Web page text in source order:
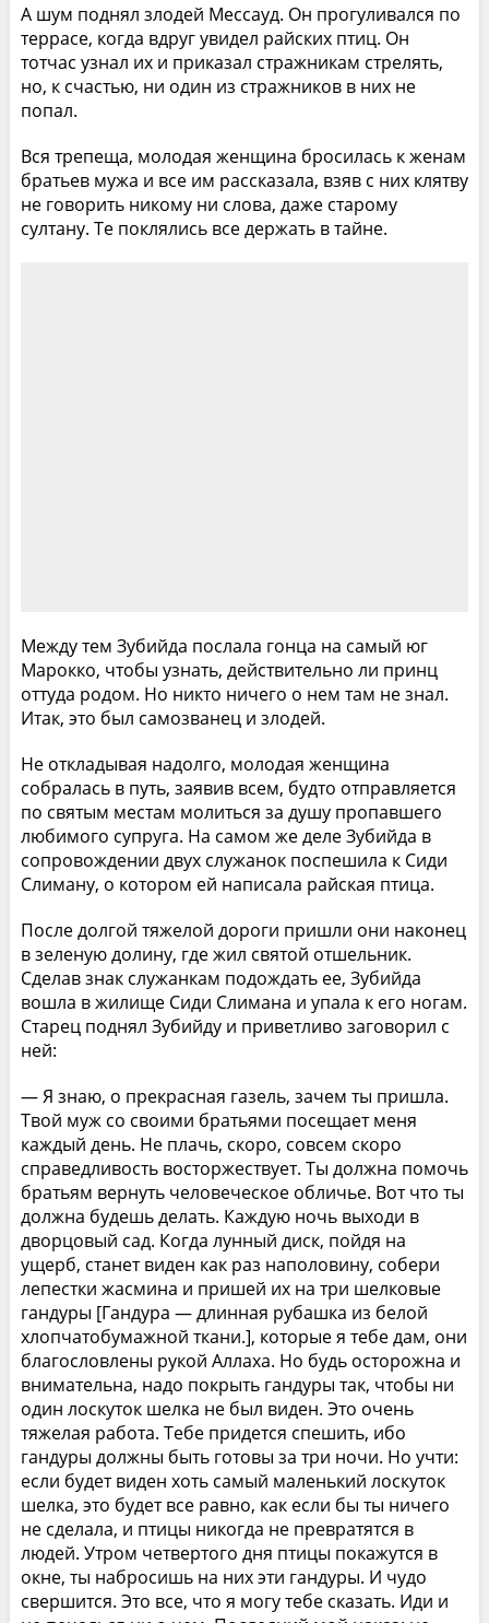
А шум поднял злодей Мессауд. Он прогуливался по
террасе, когда вдруг увидел райских птиц. Он
тотчас узнал их и приказал стражникам стрелять,
но, к счастью, ни один из стражников в них не
попал.
Вся трепеща, молодая женщина бросилась к женам
братьев мужа и все им рассказала, взяв с них клятву
не говорить никому ни слова, даже старому
султану. Те поклялись все держать в тайне.
Между тем Зубийда послала гонца на самый юг
Марокко, чтобы узнать, действительно ли принц
оттуда родом. Но никто ничего о нем там не знал.
Итак, это был самозванец и злодей.
Не откладывая надолго, молодая женщина
собралась в путь, заявив всем, будто отправляется
по святым местам молиться за душу пропавшего
любимого супруга. На самом же деле Зубийда в
сопровождении двух служанок поспешила к Сиди
Слиману, о котором ей написала райская птица.
После долгой тяжелой дороги пришли они наконец
в зеленую долину, где жил святой отшельник.
Сделав знак служанкам подождать ее, Зубийда
вошла в жилище Сиди Слимана и упала к его ногам.
Старец поднял Зубийду и приветливо заговорил с
ней:
— Я знаю, о прекрасная газель, зачем ты пришла.
Твой муж со своими братьями посещает меня
каждый день. Не плачь, скоро, совсем скоро
справедливость восторжествует. Ты должна помочь
братьям вернуть человеческое обличье. Вот что ты
должна будешь делать. Каждую ночь выходи в
дворцовый сад. Когда лунный диск, пойдя на
ущерб, станет виден как раз наполовину, собери
лепестки жасмина и пришей их на три шелковые
гандуры [Гандура — длинная рубашка из белой
хлопчатобумажной ткани.], которые я тебе дам, они
благословлены рукой Аллаха. Но будь осторожна и
внимательна, надо покрыть гандуры так, чтобы ни
один лоскуток шелка не был виден. Это очень
тяжелая работа. Тебе придется спешить, ибо
гандуры должны быть готовы за три ночи. Но учти:
если будет виден хоть самый маленький лоскуток
шелка, это будет все равно, как если бы ты ничего
не сделала, и птицы никогда не превратятся в
людей. Утром четвертого дня птицы покажутся в
окне, ты набросишь на них эти гандуры. И чудо
свершится. Это все, что я могу тебе сказать. Иди и